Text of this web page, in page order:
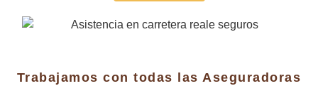
Trabajamos con todas las Aseguradoras